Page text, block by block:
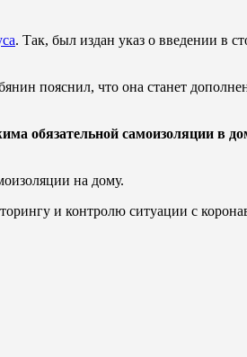
. Так, был издан указ о введении в
пояснил, что она станет
обязательной самоизоляции в
на дому.
и контролю ситуации с